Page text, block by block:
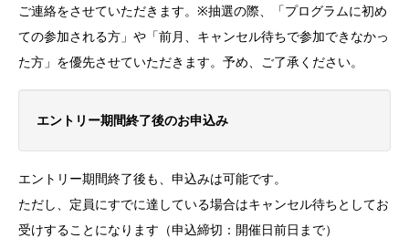
ご連絡をさせていただきます。※抽選の際、「プログラムに初め
ての参加される方」や「前月、キャンセル待ちで参加できなかっ
た方」を優先させていただきます。予め、ご了承ください。
エントリー期間終了後のお申込み
エントリー期間終了後も、申込みは可能です。
ただし、定員にすでに達している場合はキャンセル待ちとしてお
受けすることになります（申込締切：開催日前日まで）